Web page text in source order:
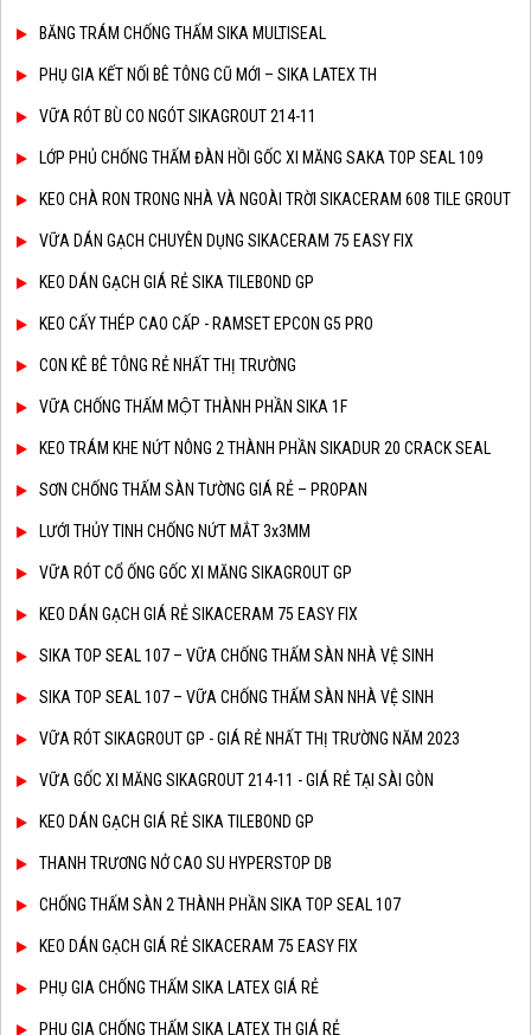
BĂNG TRÁM CHỐNG THẤM SIKA MULTISEAL
PHỤ GIA KẾT NỐI BÊ TÔNG CŨ MỚI – SIKA LATEX TH
VỮA RÓT BÙ CO NGÓT SIKAGROUT 214-11
LỚP PHỦ CHỐNG THẤM ĐÀN HỒI GỐC XI MĂNG SAKA TOP SEAL 109
KEO CHÀ RON TRONG NHÀ VÀ NGOÀI TRỜI SIKACERAM 608 TILE GROUT
VỮA DÁN GẠCH CHUYÊN DỤNG SIKACERAM 75 EASY FIX
KEO DÁN GẠCH GIÁ RẺ SIKA TILEBOND GP
KEO CẤY THÉP CAO CẤP - RAMSET EPCON G5 PRO
CON KÊ BÊ TÔNG RẺ NHẤT THỊ TRƯỜNG
VỮA CHỐNG THẤM MỘT THÀNH PHẦN SIKA 1F
KEO TRÁM KHE NỨT NÔNG 2 THÀNH PHẦN SIKADUR 20 CRACK SEAL
SƠN CHỐNG THẤM SÀN TƯỜNG GIÁ RẺ – PROPAN
LƯỚI THỦY TINH CHỐNG NỨT MẮT 3x3MM
VỮA RÓT CỔ ỐNG GỐC XI MĂNG SIKAGROUT GP
KEO DÁN GẠCH GIÁ RẺ SIKACERAM 75 EASY FIX
SIKA TOP SEAL 107 – VỮA CHỐNG THẤM SÀN NHÀ VỆ SINH
SIKA TOP SEAL 107 – VỮA CHỐNG THẤM SÀN NHÀ VỆ SINH
VỮA RÓT SIKAGROUT GP - GIÁ RẺ NHẤT THỊ TRƯỜNG NĂM 2023
VỮA GỐC XI MĂNG SIKAGROUT 214-11 - GIÁ RẺ TẠI SÀI GÒN
KEO DÁN GẠCH GIÁ RẺ SIKA TILEBOND GP
THANH TRƯƠNG NỞ CAO SU HYPERSTOP DB
CHỐNG THẤM SÀN 2 THÀNH PHẦN SIKA TOP SEAL 107
KEO DÁN GẠCH GIÁ RẺ SIKACERAM 75 EASY FIX
PHỤ GIA CHỐNG THẤM SIKA LATEX GIÁ RẺ
PHỤ GIA CHỐNG THẤM SIKA LATEX TH GIÁ RẺ